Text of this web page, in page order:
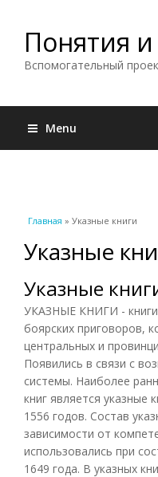
Понятия
Вспомогательный
Menu
Вы здесь
Главная » Указные книги
Указные
Указные
УКАЗНЫЕ КНИГИ - книги
боярских приговоров,
центральных и
Появились в связи с
системы. Наиболее
книг является указные
1556 годов. Состав
зависимости от
использовались при
1649 года. В указных